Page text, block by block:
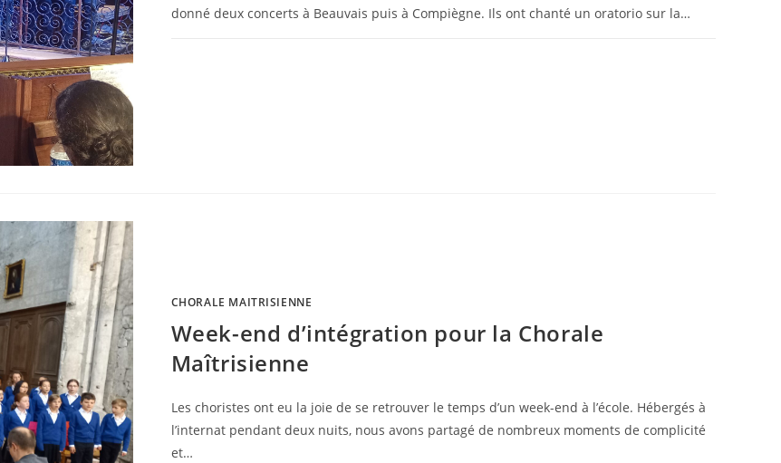
donné deux concerts à Beauvais puis à Compiègne. Ils ont chanté un oratorio sur la…
CHORALE MAITRISIENNE
Week-end d’intégration pour la Chorale
Maîtrisienne
Les choristes ont eu la joie de se retrouver le temps d’un week-end à l’école. Hébergés à
l’internat pendant deux nuits, nous avons partagé de nombreux moments de complicité
et…